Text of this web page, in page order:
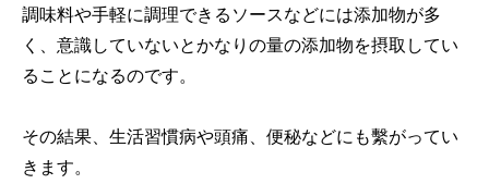
調味料や手軽に調理できるソースなどには添加物が多
く、意識していないとかなりの量の添加物を摂取してい
ることになるのです。
その結果、生活習慣病や頭痛、便秘などにも繫がってい
きます。